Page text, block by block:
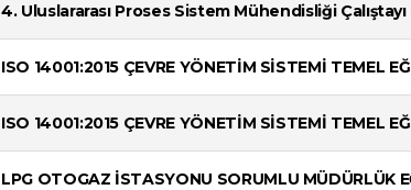
4. Uluslararası Proses Sistem Mühendisliği
ISO 14001:2015 ÇEVRE YÖNETİM SİSTEMİ TEMEL
ISO 14001:2015 ÇEVRE YÖNETİM SİSTEMİ TEMEL
LPG OTOGAZ İSTASYONU SORUMLU MÜDÜRLÜK